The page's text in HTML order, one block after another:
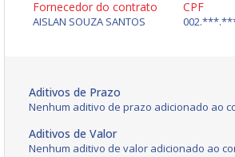
Fornecedor do contrato
AISLAN SOUZA SANTOS
CPF
Aditivos de Prazo
Nenhum aditivo de prazo adicionado ao
Aditivos de Valor
Nenhum aditivo de valor adicionado ao